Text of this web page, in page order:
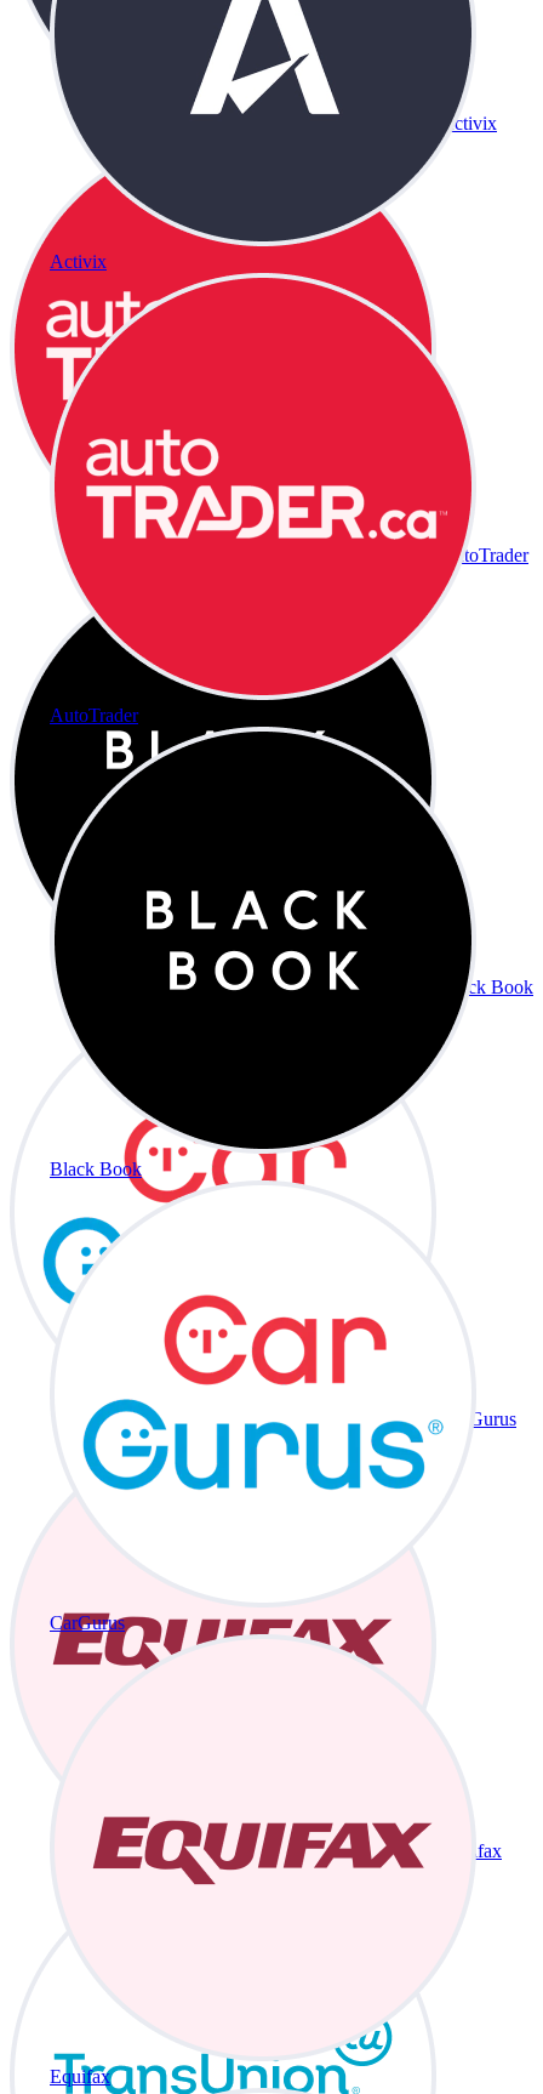
Activix
AutoTrader
Black Book
CarGurus
Equifax
Activix
AutoTrader
Black Book
CarGurus
Equifax